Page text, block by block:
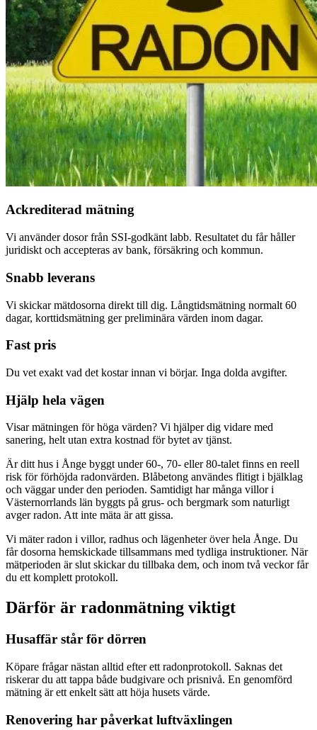
Ackrediterad mätning
Vi använder dosor från SSI-godkänt labb. Resultatet du får håller
juridiskt och accepteras av bank, försäkring och kommun.
Snabb leverans
Vi skickar mätdosorna direkt till dig. Långtidsmätning normalt 60
dagar, korttidsmätning ger preliminära värden inom dagar.
Fast pris
Du vet exakt vad det kostar innan vi börjar. Inga dolda avgifter.
Hjälp hela vägen
Visar mätningen för höga värden? Vi hjälper dig vidare med
sanering, helt utan extra kostnad för bytet av tjänst.
Är ditt hus i Ånge byggt under 60-, 70- eller 80-talet finns en reell
risk för förhöjda radonvärden. Blåbetong användes flitigt i bjälklag
och väggar under den perioden. Samtidigt har många villor i
Västernorrlands län byggts på grus- och bergmark som naturligt
avger radon. Att inte mäta är att gissa.
Vi mäter radon i villor, radhus och lägenheter över hela Ånge. Du
får dosorna hemskickade tillsammans med tydliga instruktioner. När
mätperioden är slut skickar du tillbaka dem, och inom två veckor får
du ett komplett protokoll.
Därför är radonmätning viktigt
Husaffär står för dörren
Köpare frågar nästan alltid efter ett radonprotokoll. Saknas det
riskerar du att tappa både budgivare och prisnivå. En genomförd
mätning är ett enkelt sätt att höja husets värde.
Renovering har påverkat luftväxlingen